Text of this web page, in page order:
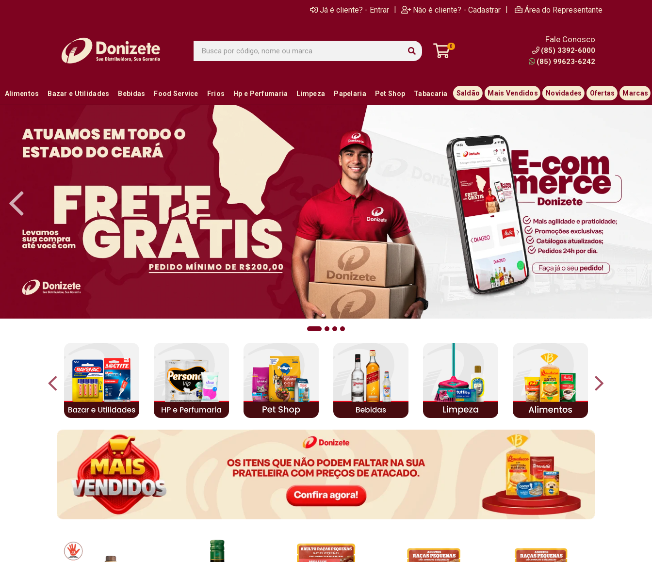
Já é cliente? - Entrar | Não é cliente? - Cadastrar | Área do Representante
0
Fale Conosco
(85) 3392-6000
(85) 99623-6242
Alimentos Bazar e Utilidades Bebidas Food Service Frios Hp e Perfumaria Limpeza Papelaria Pet Shop Tabacaria Saldão Mais Vendidos Novidades Ofertas Marcas